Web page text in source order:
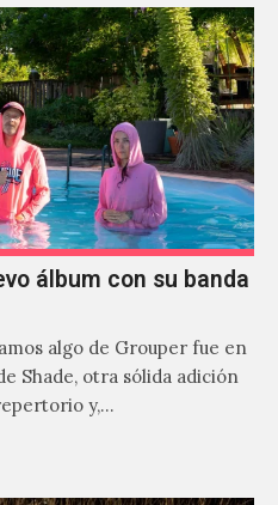
álbum con su banda
algo de Grouper fue en
Shade, otra sólida adición
y,…